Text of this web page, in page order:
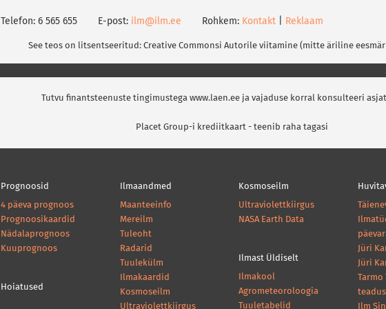
Telefon: 6 565 655 E-post: ilm@ilm.ee Rohkem: Kontakt Reklaam
See teos on litsentseeritud: Creative Commonsi Autorile viitamine (mitte äriline
Tutvu finantsteenuste tingimustega www.laen.ee ja vajaduse korral konsulteeri
Placet Group-i krediitkaart - teenib raha tagasi
Prognoosid
4 päeva prognoos
Prognoosikaardid
Nädalaprognoos
Kuuprognoos
Hoiatused
Ilmaandmed
Maanteeinfo
Mereilm
Tuleoht
Radarid
Tuulekülm
Ilmakaardid
Kosmoseilm
Ultraviolettkiirgus
Kosmoseilm
Ultraviolettkiirgus
NASA Earth Data
Ilmast Üldiselt
Ilmakool
Agrometeoroloogia
Tuuletabelid
Jüri
Jüri
Ilm